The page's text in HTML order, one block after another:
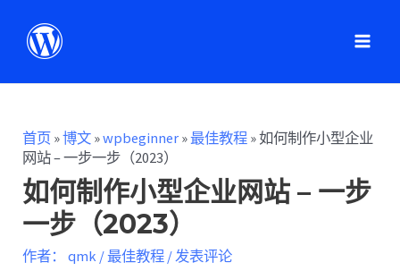
首页 »博文 »wpbeginner »最佳教程 »如何制作小型企业
网站 – 一步一步（2023）
如何制作小型企业网站 – 一步
一步（2023）
作者： qmk /最佳教程 /发表评论